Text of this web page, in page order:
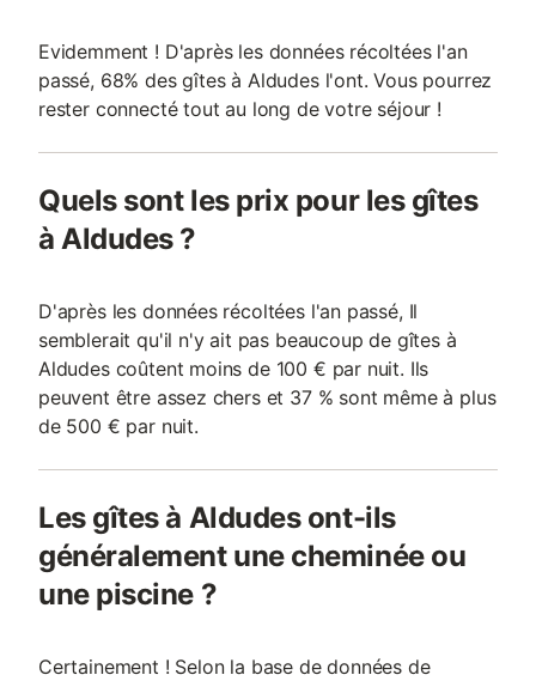
Evidemment ! D'après les données récoltées l'an
passé, 68% des gîtes à Aldudes l'ont. Vous pourrez
rester connecté tout au long de votre séjour !
Quels sont les prix pour les gîtes
à Aldudes ?
D'après les données récoltées l'an passé, Il
semblerait qu'il n'y ait pas beaucoup de gîtes à
Aldudes coûtent moins de 100 € par nuit. Ils
peuvent être assez chers et 37 % sont même à plus
de 500 € par nuit.
Les gîtes à Aldudes ont-ils
généralement une cheminée ou
une piscine ?
Certainement ! Selon la base de données de